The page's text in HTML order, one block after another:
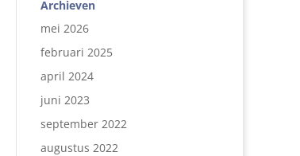
Archieven
mei 2026
februari 2025
april 2024
juni 2023
september 2022
augustus 2022